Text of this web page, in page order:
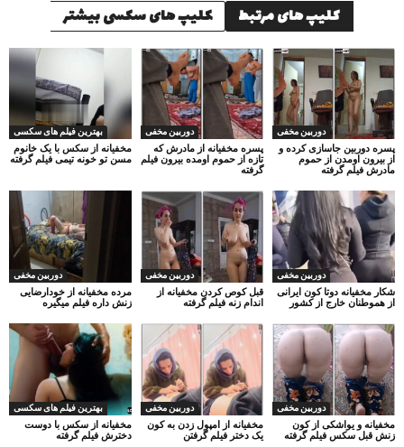
کلیپ های مرتبط کلیپ های سکسی بیشتر
بهترین فیلم های سکسی
مخفیانه از سکس با یک خانوم
مسن تو خونه تیمی فیلم گرفته
دوربین مخفی
پسره مخفیانه از مادرش که
تازه از حموم اومده بیرون فیلم
گرفته
دوربین مخفی
پسره دوربین جاسازی کرده و
از بیرون اومدن از حموم
مادرش فیلم گرفته
دوربین مخفی
مرده مخفیانه از خودارضایی
زنش داره فیلم میگیره
دوربین مخفی
قبل کوص کردن مخفیانه از
اندام زنه فیلم گرفته
دوربین مخفی
شکار مخفیانه دوتا کون ایرانی
از هموطنان خارج از کشور
بهترین فیلم های سکسی
مخفیانه از سکس با دوست
دخترش فیلم گرفته
دوربین مخفی
مخفیانه از امپول زدن به کون
یک دختر فیلم گرفتن
دوربین مخفی
مخفیانه و یواشکی از کون
زنش قبل سکس فیلم گرفته